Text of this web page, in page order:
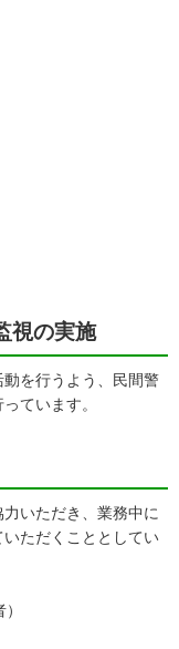
視の実施
を行うよう、民間警
ています。
いただき、業務中に
ただくこととしてい
）